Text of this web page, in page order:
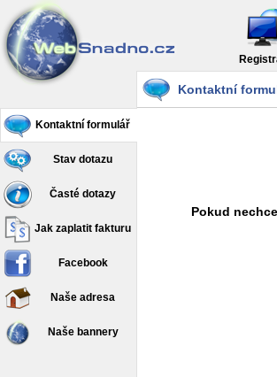
Kontaktní formulář
Stav dotazu
Časté dotazy
Jak zaplatit fakturu
Facebook
Naše adresa
Naše bannery
Kontaktní
Pokud